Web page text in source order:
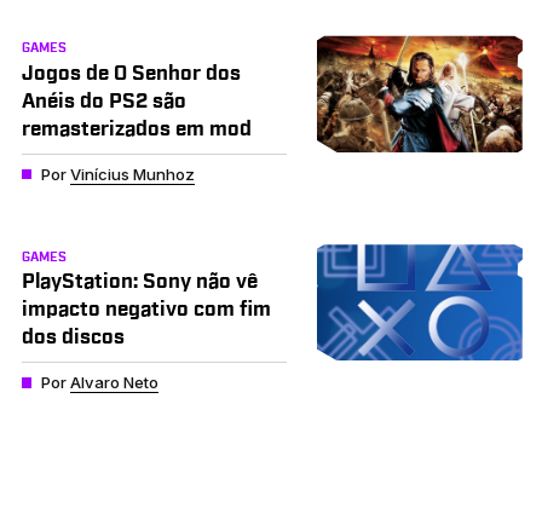
GAMES
Jogos de O Senhor dos
Anéis do PS2 são
remasterizados em mod
PorVinícius Munhoz
GAMES
PlayStation: Sony não vê
impacto negativo com fim
dos discos
PorAlvaro Neto